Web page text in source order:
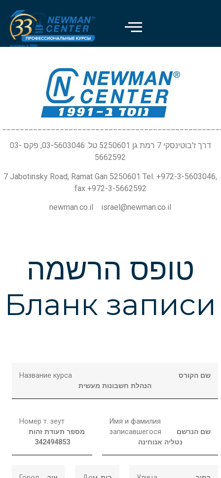
דרך ז'בוטינסקי 7 רמת גן 5250601 טל. 03-5603046, פקס 03-
5662592
7 Jabotinsky Road, Ramat Gan 5250601 Tel. +972-3-5603046,
fax +972-3-5662592
newman.co.il israel@newman.co.il
טופס הרשמה
Бланк записи
Название курса
שם הקורס
הנהלת חשבונות מעשית
Номер т. зеут
מספר תעודת זהות
342494853
Имя и фамилия
записавшегося
שם הנרשם
נטליה אנוחינה